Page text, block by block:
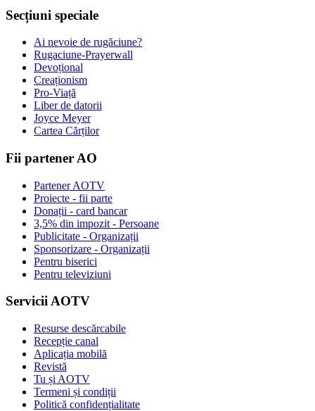
Secțiuni speciale
Ai nevoie de rugăciune?
Rugaciune-Prayerwall
Devoțional
Creaționism
Pro-Viață
Liber de datorii
Joyce Meyer
Cartea Cărților
Fii partener AO
Partener AOTV
Proiecte - fii parte
Donații - card bancar
3,5% din impozit - Persoane
Publicitate - Organizații
Sponsorizare - Organizații
Pentru biserici
Pentru televiziuni
Servicii AOTV
Resurse descărcabile
Recepție canal
Aplicația mobilă
Revistă
Tu și AOTV
Termeni și condiții
Politică confidențialitate